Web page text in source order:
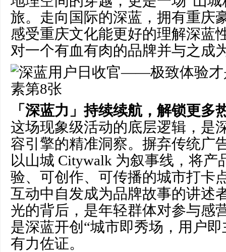
旅。走向国际的深蓝，拥有重庆
感受重庆文化能更好的理解深蓝
对一个有血有肉的品牌并与之成
「深蓝力」持续续航，解锁更多
这场现象级活动的底层逻辑，是
容引擎的精准洞察。摒弃传统广
以山城 Citywalk 为叙事线，将产
验、可创作、可传播的城市打卡
互动中自发成为品牌故事的讲述
光的背后，是年轻群体对参与感
是深蓝开创“城市即秀场，用户
有力佐证。